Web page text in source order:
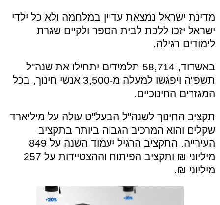
מדינת ישראל נמצאת עדיין במלחמה ולא כל ילדי
ישראל יזכו ללכת לבית הספר ולקיים שגרת
לימודים רגילה.
באשדוד, 58,714 תלמידים יתחילו את שנה"ל
תשפ"ה ויפגשו למעלה מ-3,500 אנשי חינוך, בכל
המגזרים החינוכיים.
תקציב החינוך לשנה"ל הבעל"ט עולה על מיליארד
שקלים והוא המרכיב הגבוה ביותר בתקציב
העירייה. התקציב הרגיל יעמוד השנה על 849
מיליוני ₪ ותקציב הפיתוח וההצטיידות על 257
מיליוני ₪.